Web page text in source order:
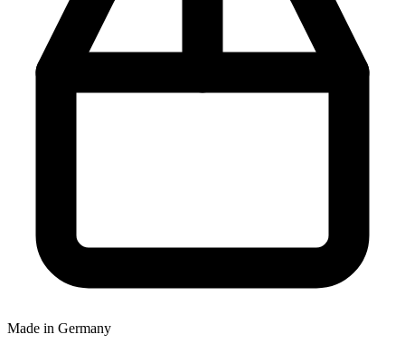
Made in Germany